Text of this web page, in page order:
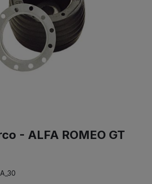
- ALFA ROMEO GT